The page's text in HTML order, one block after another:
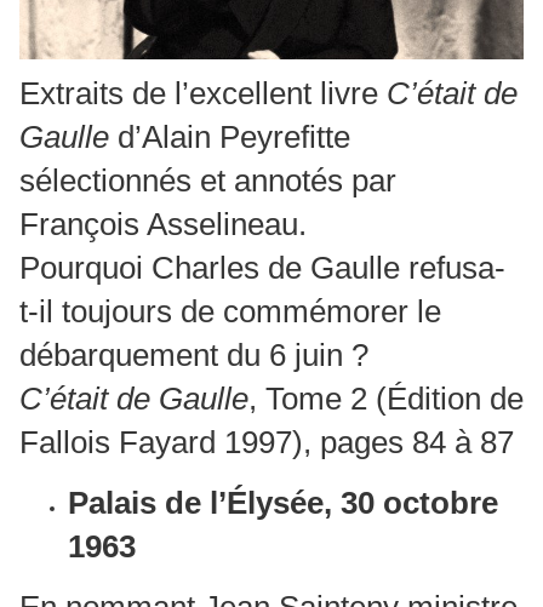
Extraits de l’excellent livre C’était de
Gaulle d’Alain Peyrefitte
sélectionnés et annotés par
François Asselineau.
Pourquoi Charles de Gaulle refusa-
t-il toujours de commémorer le
débarquement du 6 juin ?
C’était de Gaulle, Tome 2 (Édition de
Fallois Fayard 1997), pages 84 à 87
Palais de l’Élysée, 30 octobre
1963